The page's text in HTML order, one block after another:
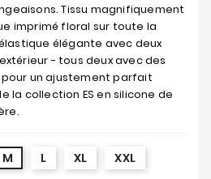
Tissu magnifiquement
imprimé floral sur toute la
élégante avec deux
- tous deux avec des
un ajustement parfait
la collection ES en silicone de
M L XL
XXL